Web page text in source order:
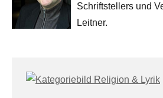
Schriftstellers und
Leitner.